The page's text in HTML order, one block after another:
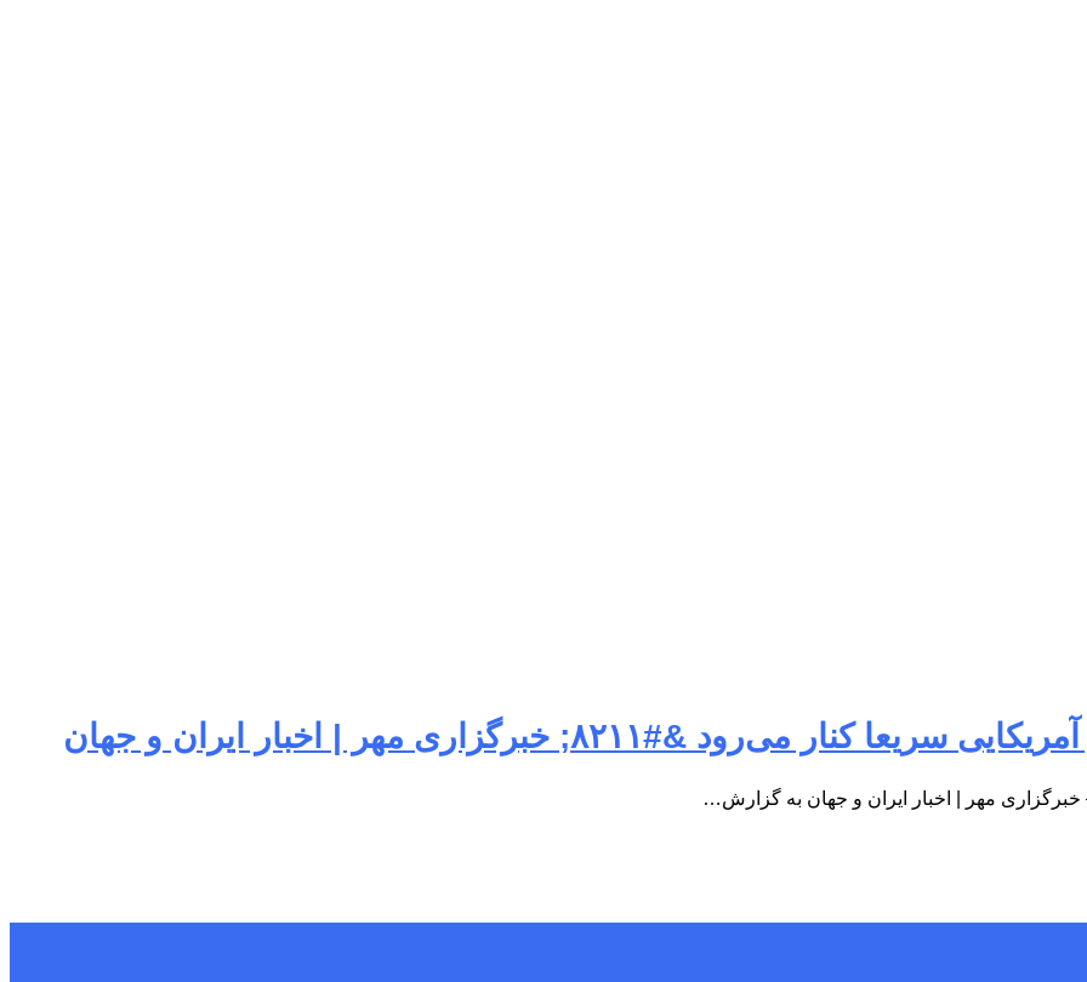
&#۸۲۱۱; خبرگزاری مهر | اخبار ایران و جهان
خبرگزاری مهر | اخبار ایران و جهان به گزارش…